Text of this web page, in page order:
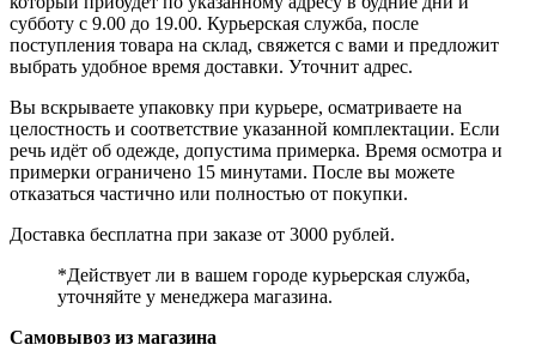
субботу с 9.00 до 19.00. Курьерская служба, после
поступления товара на склад, свяжется с вами и предложит
выбрать удобное время доставки. Уточнит адрес.
Вы вскрываете упаковку при курьере, осматриваете на
целостность и соответствие указанной комплектации. Если
речь идёт об одежде, допустима примерка. Время осмотра и
примерки ограничено 15 минутами. После вы можете
отказаться частично или полностью от покупки.
Доставка бесплатна при заказе от 3000 рублей.
*Действует ли в вашем городе курьерская служба,
уточняйте у менеджера магазина.
Самовывоз из магазина